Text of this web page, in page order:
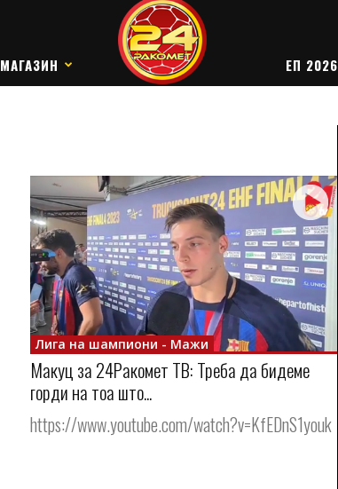
МАГАЗИН ЕП 2026
Лига на шампиони - Мажи
Макуц за 24Ракомет ТВ: Треба да бидеме
горди на тоа што...
https://www.youtube.com/watch?v=KfEDnS1youk